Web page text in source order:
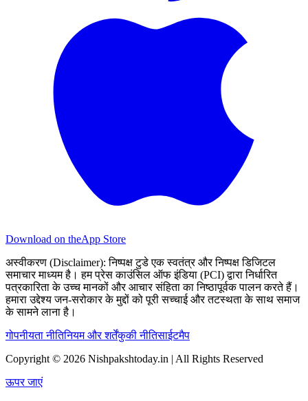
Download on theApp Store
अस्वीकरण (Disclaimer): निष्पक्ष टुडे एक स्वतंत्र और निष्पक्ष डिजिटल
समाचार माध्यम है। हम प्रेस काउंसिल ऑफ इंडिया (PCI) द्वारा निर्धारित
पत्रकारिता के उच्च मानकों और आचार संहिता का निष्ठापूर्वक पालन करते हैं।
हमारा उद्देश्य जन-सरोकार के मुद्दों को पूरी सच्चाई और तटस्थता के साथ समाज
के सामने लाना है।
गोपनीयता नीतिनियम और शर्तेंकुकी नीतिसाईटमैप
Copyright © 2026 Nishpakshtoday.in | All Rights Reserved
ऊपर जाएं